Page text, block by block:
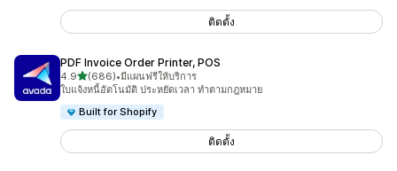
ติดตั้ง
PDF Invoice Order Printer, POS
4.9เต็ม 5 ดาว
(686)
ทั้งหมด 686 รีวิว
•มีแผนฟรีให้บริการ
ใบแจ้งหนี้อัตโนมัติ ประหยัดเวลา ทำตามกฎหมาย
Built for Shopify
ติดตั้ง